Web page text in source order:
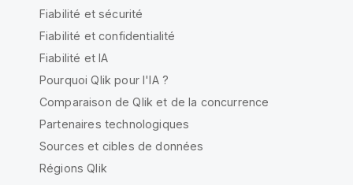
Fiabilité et sécurité
Fiabilité et confidentialité
Fiabilité et IA
Pourquoi Qlik pour l'IA ?
Comparaison de Qlik et de la concurrence
Partenaires technologiques
Sources et cibles de données
Régions Qlik